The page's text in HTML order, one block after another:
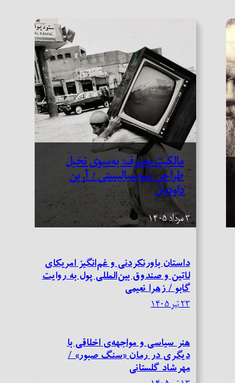
مالکیت مصرف: به‌سوی تخیل
طراحی سوسیالیستی / آرین
داودیان
۳ مرداد ۱۴۰۵
داستان باورنکردنی و غم‌انگیز امریکای
لاتین و صندوق بین‌المللی پول به روایت
گابو / زهرا نعیمی
۲۳ تیر ۱۴۰۵
هنر سیاسی و مواجهه‌ی اخلاقی با
دیگری در رمان «سنگ صبور» /
مهرشاد گلستانی